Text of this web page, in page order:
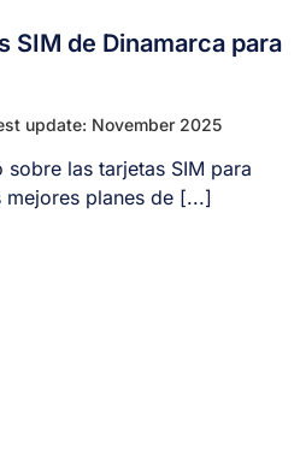
SIM de Dinamarca para
update: November 2025
las tarjetas SIM para
planes de [...]